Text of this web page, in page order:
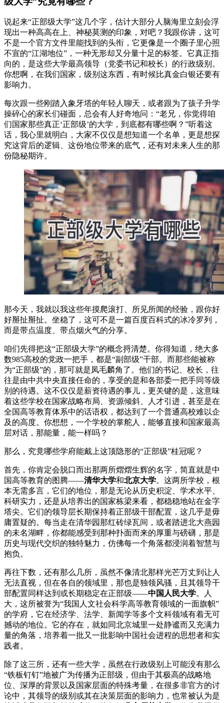
说起来“正部级大学”这几个字，估计大部分人脑海里立刻会浮
现出一种高高在上、神秘莫测的印象，对吧？我跟你讲，这可
不是一个官方文件里能找到的头衔，它更像是一个圈子里心照
不宣的“江湖地位”，一种无形却又分量十足的标签。它真正指
向的，是这些大学最高领导（党委书记和校长）的行政级别。
你想啊，在我们国家，级别这东西，有时候比真金白银还要有
影响力。
每次跟一些刚踏入象牙塔的年轻人聊天，或者跟为了孩子升学
操碎心的家长们碰面，总会有人好奇地问：“老兄，你觉得咱
们国家那些真正‘正部级’的大学，到底都有哪些啊？”听着这
话，我心里就明白，大家不仅仅是想知道一个名单，更是想探
究这背后的逻辑、这份地位带来的底气，还有对未来人生的那
份隐秘期许。
那今天，我就以我这些年摸爬滚打、所见所闻的经验，跟你好
好掰扯掰扯。坐稳了，这可不是一篇百度百科式的冰冷罗列，
而是带点温度、带点烟火气的分享。
咱们先得把这“正部级大学”的概念捋清楚。你得知道，绝大多
数985高校的党政一把手，都是“副部级”干部。而那些能被称
为“正部级”的，那可就是凤毛麟角了。他们的书记、校长，往
往是由中共中央直接任命的，享受的是和各部委一把手同等级
别的待遇。这不仅仅是薪资待遇的事儿，更关键的是，这意味
着这些学校在国家战略布局、资源倾斜、人才引进，甚至是在
全国高等教育体系中的话语权，都达到了一个普通高校难以企
及的高度。你想想，一个学校的掌舵人，能够直接和国家最高
层对话，那能量，能一样吗？
那么，究竟哪些学府能戴上这顶隐形的“正部级”桂冠呢？
首先，你肯定会脱口而出那两所熠熠生辉的名字，简直就是中
国高等教育的图腾——清华大学和北京大学。这两所学校，根
本无需多言，它们的地位，那是无论从历史积淀、学术水平、
科研实力，还是从培养出的国家栋梁来看，都稳稳地站在金字
塔尖。它们的领导层长期保持着正部级干部配置，这几乎是毋
庸置疑的。每当走在清华园那红砖绿瓦间，或者踏进北大燕园
的未名湖畔，你都能感受到那种扑面而来的厚重与磅礴，那是
历史与现代交织的独特魅力，仿佛每一个角落都浸润着智慧与
抱负。
再往下数，还有那么几所，虽然不像清北那样光芒万丈到让人
无法直视，但在各自的领域里，那也是独领风骚，且其领导干
部配置同样达到或长期稳定在正部级——中国人民大学。人
大，这所被誉为“我国人文社会科学高等教育领域的一面旗帜”
的学府，它在经济学、法学、新闻学等多个文科领域有着无可
撼动的地位。它的存在，就如同北京城里一处静谧而又充满力
量的角落，培养着一批又一批影响中国社会进程的思想者和实
践者。
除了这三所，还有一些大学，虽然在行政级别上可能没有那么
“铁板钉钉”地被广为传播为正部级，但由于其极高的战略地
位、深厚的背景以及国家层面的特殊考量，在很多非官方的讨
论中，其领导的级别或其在决策层面的影响力，也常被认为是